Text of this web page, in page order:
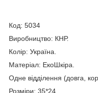
Код: 5034
Виробництво: КНР.
Колір: Україна.
Матеріал: ЕкоШкіра.
Одне відділення (довга,
Розміри: 35*24